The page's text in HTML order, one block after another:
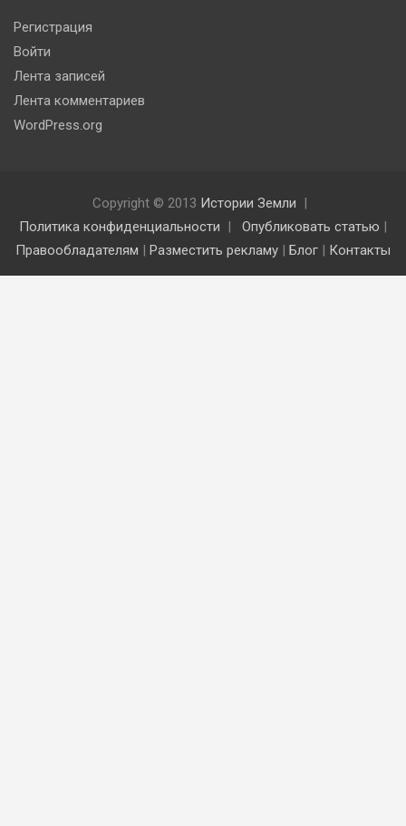
Регистрация
Войти
Лента записей
Лента комментариев
WordPress.org
Copyright © 2013 Истории Земли
Политика конфиденциальности
Опубликовать статью |
Правообладателям | Разместить рекламу | Блог | Контакты